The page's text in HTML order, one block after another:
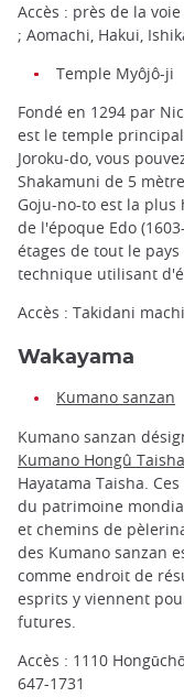
Accès : près de la
; Aomachi, Hakui,
Temple Myôjô-ji
Fondé en 1294 par
est le temple
Joroku-do, vous
Shakamuni de 5
Goju-no-to est la
de l'époque Edo
étages de tout le
technique utilisant
Accès : Takidani
Wakayama
Kumano sanzan
Kumano sanzan
Kumano Hongû Taisha
Hayatama Taisha.
du patrimoine
et chemins de
des Kumano sanzan
comme endroit de
esprits y viennent
futures.
Accès : 1110
647-1731